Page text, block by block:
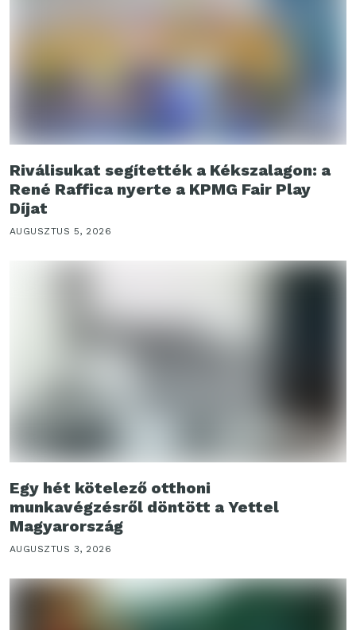
Riválisukat segítették a Kékszalagon: a
René Raffica nyerte a KPMG Fair Play
Díjat
AUGUSZTUS 5, 2026
Egy hét kötelező otthoni
munkavégzésről döntött a Yettel
Magyarország
AUGUSZTUS 3, 2026